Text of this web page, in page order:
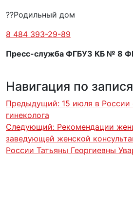
??Родильный дом
8 484 393-29-89
Пресс-служба ФГБУЗ КБ № 8
Навигация по
Предыдущий: 15 июля в
гинеколога
Следующий: Рекомендации
заведующей женской
России Татьяны Георгиевны